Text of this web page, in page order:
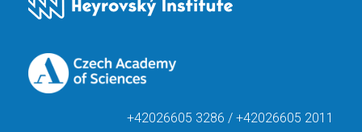
+42026605 3286 / +42026605 2011